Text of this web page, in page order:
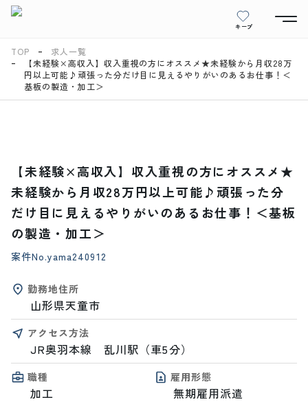
キープ
TOP
求人一覧
【未経験×高収入】収入重視の方にオススメ★未経験から月収28万
円以上可能♪頑張った分だけ目に見えるやりがいのあるお仕事！＜
基板の製造・加工＞
【未経験×高収入】収入重視の方にオススメ★
未経験から月収28万円以上可能♪頑張った分
だけ目に見えるやりがいのあるお仕事！＜基板
の製造・加工＞
案件No.yama240912
勤務地住所
山形県天童市
アクセス方法
JR奥羽本線　乱川駅（車5分）
職種
加工
雇用形態
無期雇用派遣